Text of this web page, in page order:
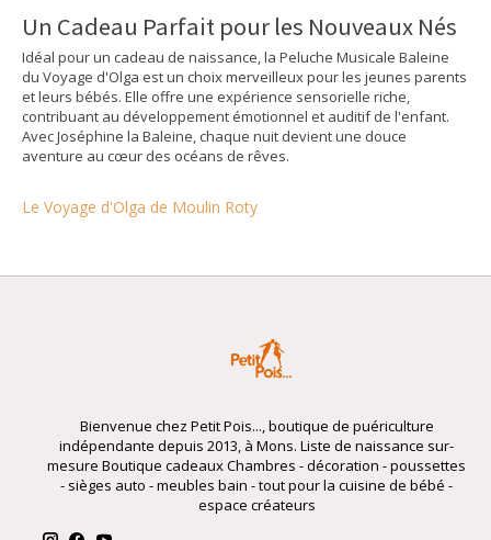
Un Cadeau Parfait pour les Nouveaux Nés
Idéal pour un cadeau de naissance, la Peluche Musicale Baleine
du Voyage d'Olga est un choix merveilleux pour les jeunes parents
et leurs bébés. Elle offre une expérience sensorielle riche,
contribuant au développement émotionnel et auditif de l'enfant.
Avec Joséphine la Baleine, chaque nuit devient une douce
aventure au cœur des océans de rêves.
Le Voyage d'Olga de Moulin Roty
Bienvenue chez Petit Pois..., boutique de puériculture
indépendante depuis 2013, à Mons. Liste de naissance sur-
mesure Boutique cadeaux Chambres - décoration - poussettes
- sièges auto - meubles bain - tout pour la cuisine de bébé -
espace créateurs